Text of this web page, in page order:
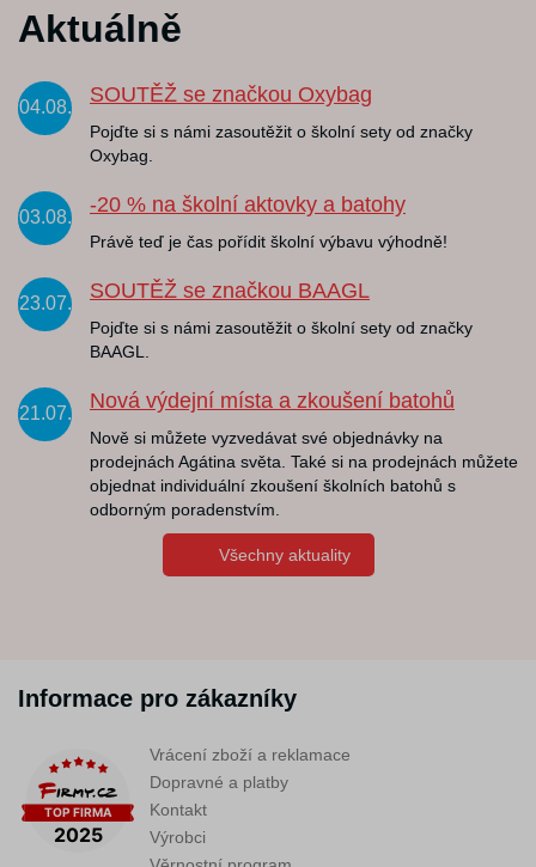
Aktuálně
04.08.
SOUTĚŽ se značkou Oxybag
Pojďte si s námi zasoutěžit o školní sety od značky
Oxybag.
03.08.
-20 % na školní aktovky a batohy
Právě teď je čas pořídit školní výbavu výhodně!
23.07.
SOUTĚŽ se značkou BAAGL
Pojďte si s námi zasoutěžit o školní sety od značky
BAAGL.
21.07.
Nová výdejní místa a zkoušení batohů
Nově si můžete vyzvedávat své objednávky na
prodejnách Agátina světa. Také si na prodejnách můžete
objednat individuální zkoušení školních batohů s
odborným poradenstvím.
Všechny aktuality
Informace pro zákazníky
Vrácení zboží a reklamace
Dopravné a platby
Kontakt
Výrobci